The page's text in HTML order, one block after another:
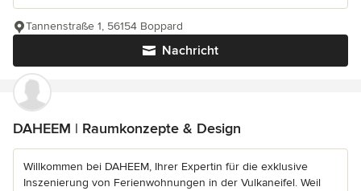
Nachricht
Tannenstraße 1, 56154 Boppard
DAHEEM | Raumkonzepte & Design
Willkommen bei DAHEEM, Ihrer Expertin für die exklusive
Inszenierung von Ferienwohnungen in der Vulkaneifel. Weil